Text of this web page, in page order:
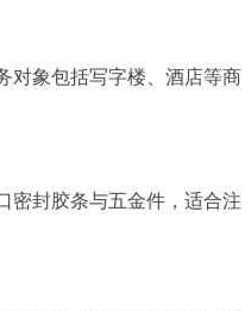
对象包括写字楼、酒店等商
密封胶条与五金件，适合注